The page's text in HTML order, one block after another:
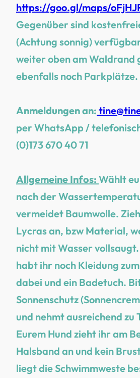
https://goo.gl/maps/
Gegenüber sind
(Achtung sonnig)
weiter oben am Waldrand
ebenfalls noch Parkplätze.
Anmeldungen an:
per WhatsApp /
(0)173 670 40 71
Allgemeine Infos: Wählt
nach der
vermeidet Baumwolle.
Lycras an, bzw Material,
nicht mit Wasser
habt ihr noch Kleidung
dabei und ein Badetuch.
Sonnenschutz
und nehmt ausreichend zu
Eurem Hund zieht ihr am
Halsband an und kein
liegt die Schwimmweste